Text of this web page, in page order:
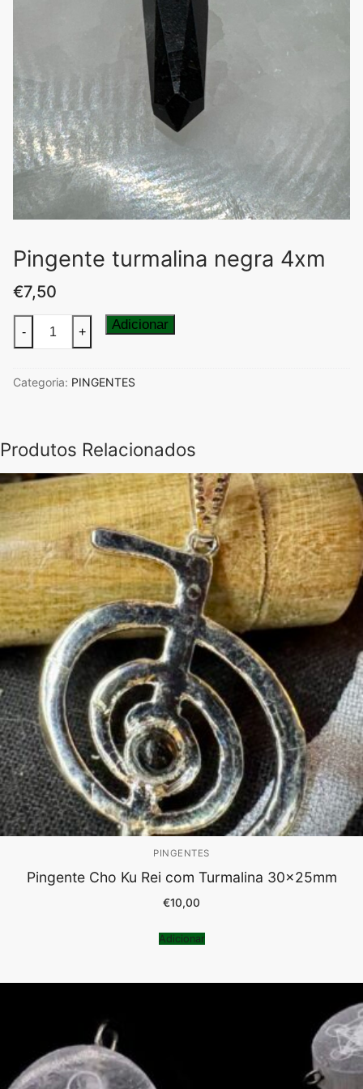
Pingente turmalina negra 4xm
€7,50
Quantidade
de
turmalina
- + Adicionar
Categoria: PINGENTES
Produtos Relacionados
PINGENTES
Pingente Cho Ku Rei com Turmalina 30x25mm
€10,00
Adicionar